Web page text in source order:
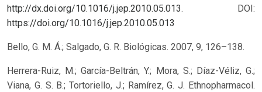
http://dx.doi.org/10.1016/j.jep.2010.05.013. DOI:
https://doi.org/10.1016/j.jep.2010.05.013
Bello, G. M. Á.; Salgado, G. R. Biológicas. 2007, 9, 126–138.
Herrera-Ruiz, M.; García-Beltrán, Y.; Mora, S.; Díaz-Véliz, G.;
Viana, G. S. B.; Tortoriello, J.; Ramírez, G. J. Ethnopharmacol.